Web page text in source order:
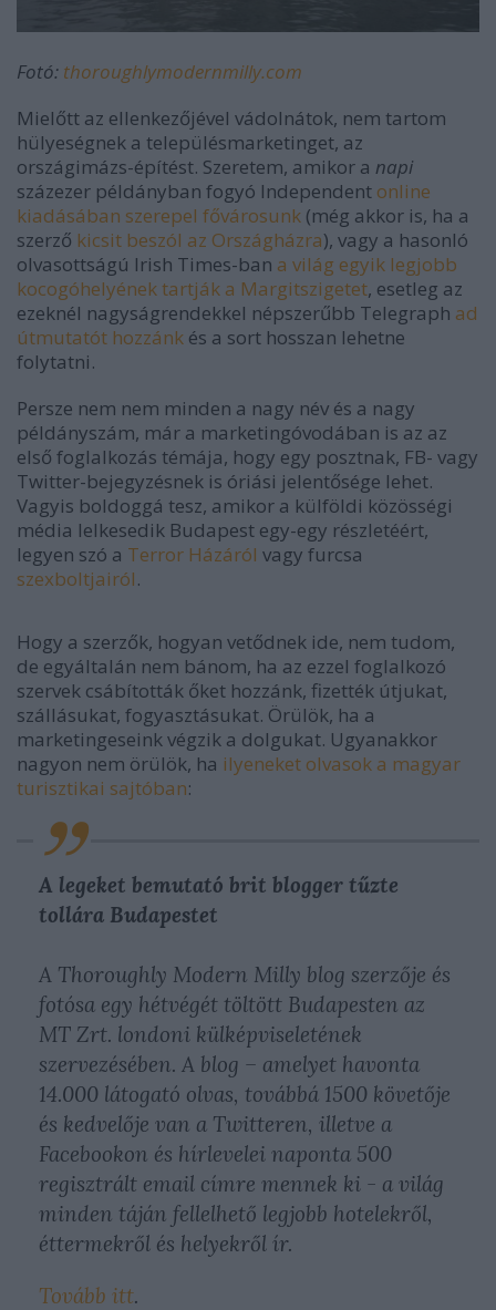
Fotó: thoroughlymodernmilly.com
Mielőtt az ellenkezőjével vádolnátok, nem tartom
hülyeségnek a településmarketinget, az
országimázs-építést. Szeretem, amikor a napi
százezer példányban fogyó Independent online
kiadásában szerepel fővárosunk (még akkor is, ha a
szerző kicsit beszól az Országházra), vagy a hasonló
olvasottságú Irish Times-ban a világ egyik legjobb
kocogóhelyének tartják a Margitszigetet, esetleg az
ezeknél nagyságrendekkel népszerűbb Telegraph ad
útmutatót hozzánk és a sort hosszan lehetne
folytatni.
Persze nem nem minden a nagy név és a nagy
példányszám, már a marketingóvodában is az az
első foglalkozás témája, hogy egy posztnak, FB- vagy
Twitter-bejegyzésnek is óriási jelentősége lehet.
Vagyis boldoggá tesz, amikor a külföldi közösségi
média lelkesedik Budapest egy-egy részletéért,
legyen szó a Terror Házáról vagy furcsa
szexboltjairól.
Hogy a szerzők, hogyan vetődnek ide, nem tudom,
de egyáltalán nem bánom, ha az ezzel foglalkozó
szervek csábították őket hozzánk, fizették útjukat,
szállásukat, fogyasztásukat. Örülök, ha a
marketingeseink végzik a dolgukat. Ugyanakkor
nagyon nem örülök, ha ilyeneket olvasok a magyar
turisztikai sajtóban:
A legeket bemutató brit blogger tűzte
tollára Budapestet
A Thoroughly Modern Milly blog szerzője és
fotósa egy hétvégét töltött Budapesten az
MT Zrt. londoni külképviseletének
szervezésében. A blog – amelyet havonta
14.000 látogató olvas, továbbá 1500 követője
és kedvelője van a Twitteren, illetve a
Facebookon és hírlevelei naponta 500
regisztrált email címre mennek ki - a világ
minden táján fellelhető legjobb hotelekről,
éttermekről és helyekről ír.
Tovább itt.